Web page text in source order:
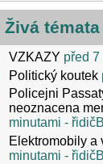
Živá
VZKAZY před 7
Politický koutek
Policejni
neoznacena
minutami -
Elektromobily a
minutami -